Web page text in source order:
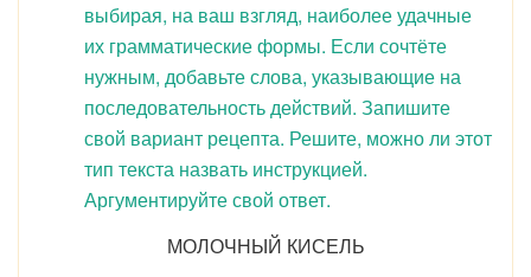
выбирая, на ваш взгляд, наиболее удачные
их грамматические формы. Если сочтёте
нужным, добавьте слова, указывающие на
последовательность действий. Запишите
свой вариант рецепта. Решите, можно ли этот
тип текста назвать инструкцией.
Аргументируйте свой ответ.
МОЛОЧНЫЙ КИСЕЛЬ